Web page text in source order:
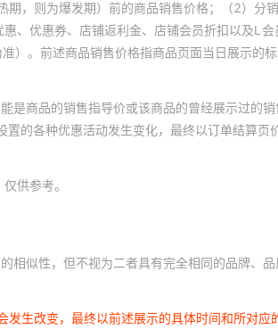
期，则为爆发期）前的商品销售价格；（2）
、优惠券、店铺返利金、店铺会员折扣以及L
。前述商品销售价格指商品页面当日展示的
商品的销售指导价或该商品的曾经展示过的销
的各种优惠活动发生变化，最终以订单结算页
供参考。
似性，但不视为二者具有完全相同的品牌、品
生改变，最终以前述展示的具体时间和所对应